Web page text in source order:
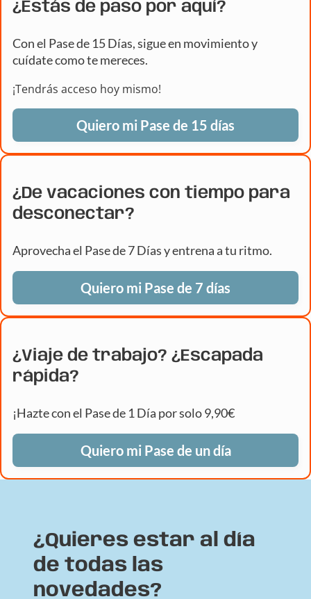
¿Estás de paso por aquí?
Con el Pase de 15 Días, sigue en movimiento y
cuídate como te mereces.
¡Tendrás acceso hoy mismo!
Quiero mi Pase de 15 días
¿De vacaciones con tiempo para
desconectar?
Aprovecha el Pase de 7 Días y entrena a tu ritmo.
Quiero mi Pase de 7 días
¿Viaje de trabajo? ¿Escapada
rápida?
¡Hazte con el Pase de 1 Día por solo 9,90€
Quiero mi Pase de un día
¿Quieres estar al día
de todas las
novedades?